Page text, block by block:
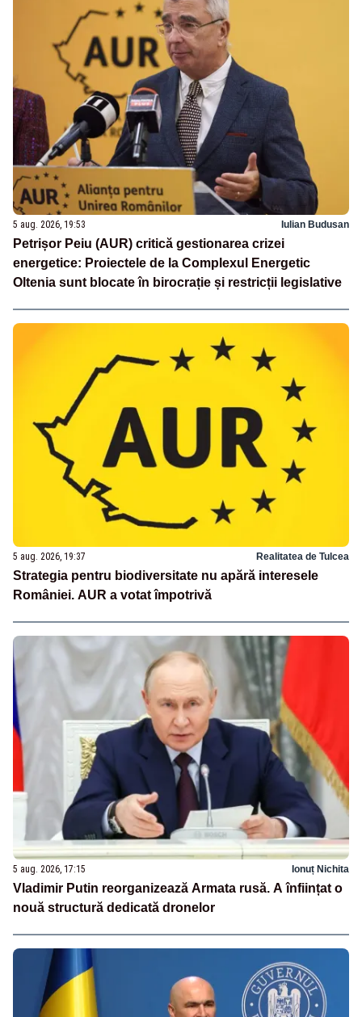
5 aug. 2026, 19:53 Iulian Budusan
Petrișor Peiu (AUR) critică gestionarea crizei
energetice: Proiectele de la Complexul Energetic
Oltenia sunt blocate în birocrație și restricții legislative
5 aug. 2026, 19:37 Realitatea de Tulcea
Strategia pentru biodiversitate nu apără interesele
României. AUR a votat împotrivă
5 aug. 2026, 17:15 Ionuț Nichita
Vladimir Putin reorganizează Armata rusă. A înființat o
nouă structură dedicată dronelor